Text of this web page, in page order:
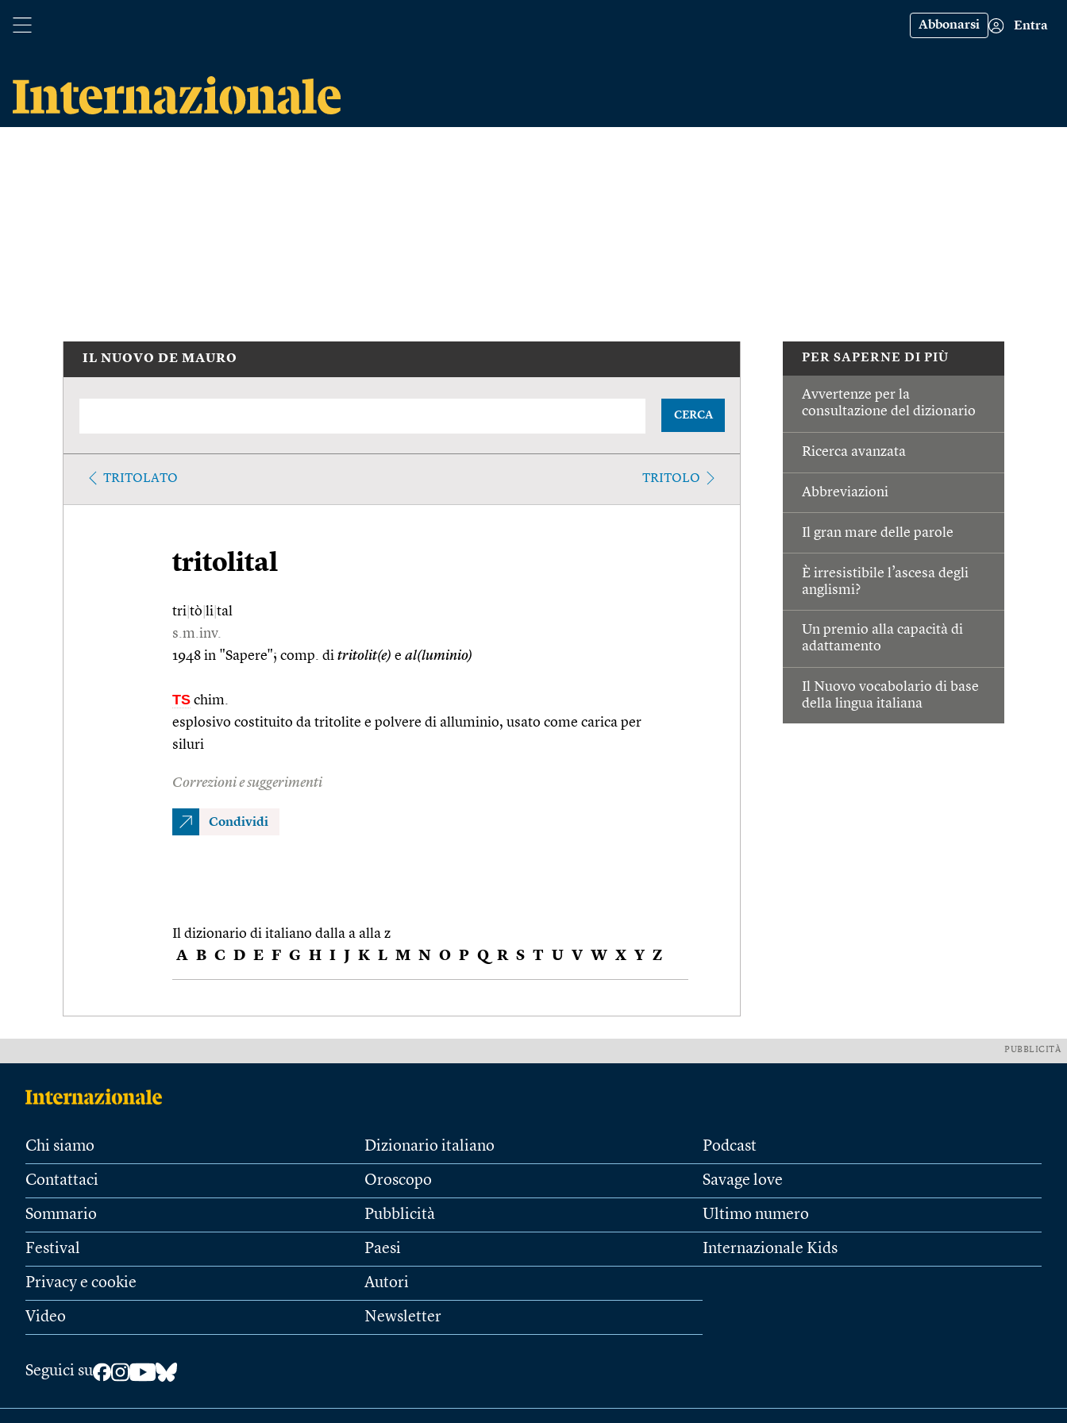
Abbonarsi Entra
PER SAPERNE DI PIÙ
Avvertenze per la
consultazione del dizionario
Ricerca avanzata
Abbreviazioni
Il gran mare delle parole
È irresistibile l’ascesa degli
anglismi?
Un premio alla capacità di
adattamento
Il Nuovo vocabolario di base
della lingua italiana
IL NUOVO DE MAURO
CERCA
TRITOLATO TRITOLO
tritolital
tri tò li tal
s.m.inv.
1948 in "Sapere"; comp. di tritolit(e) e al(luminio)
TS chim.
esplosivo costituito da tritolite e polvere di alluminio, usato come carica per
siluri
Correzioni e suggerimenti
Condividi
Il dizionario di italiano dalla a alla z
A B C D E F G H I J K L M N O P Q R S T U V W X Y Z
PUBBLICITÀ
Chi siamo
Contattaci
Sommario
Festival
Privacy e cookie
Video
Dizionario italiano
Oroscopo
Pubblicità
Paesi
Autori
Newsletter
Podcast
Savage love
Ultimo numero
Internazionale Kids
Seguici su